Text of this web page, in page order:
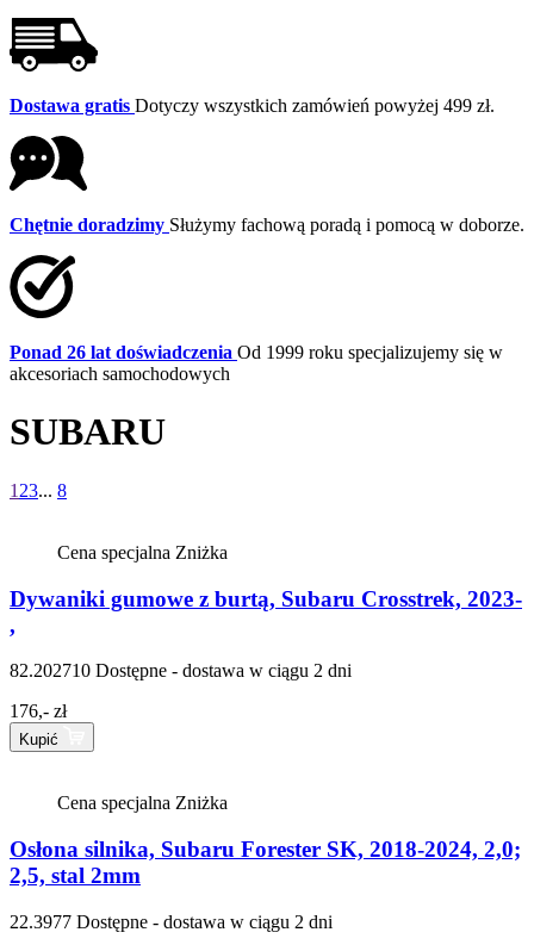
Dostawa gratis Dotyczy wszystkich zamówień powyżej 499 zł.
Chętnie doradzimy Służymy fachową poradą i pomocą w doborze.
Ponad 26 lat doświadczenia Od 1999 roku specjalizujemy się w
akcesoriach samochodowych
SUBARU
1 23... 8
Cena specjalna Zniżka
Dywaniki gumowe z burtą, Subaru Crosstrek, 2023-
,
82.202710 Dostępne - dostawa w ciągu 2 dni
176,- zł
Kupić
Cena specjalna Zniżka
Osłona silnika, Subaru Forester SK, 2018-2024, 2,0;
2,5, stal 2mm
22.3977 Dostępne - dostawa w ciągu 2 dni